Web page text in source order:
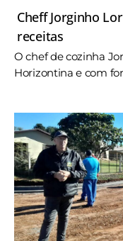
Cheff Jorginho
receitas
O chef de cozinha
Horizontina e com